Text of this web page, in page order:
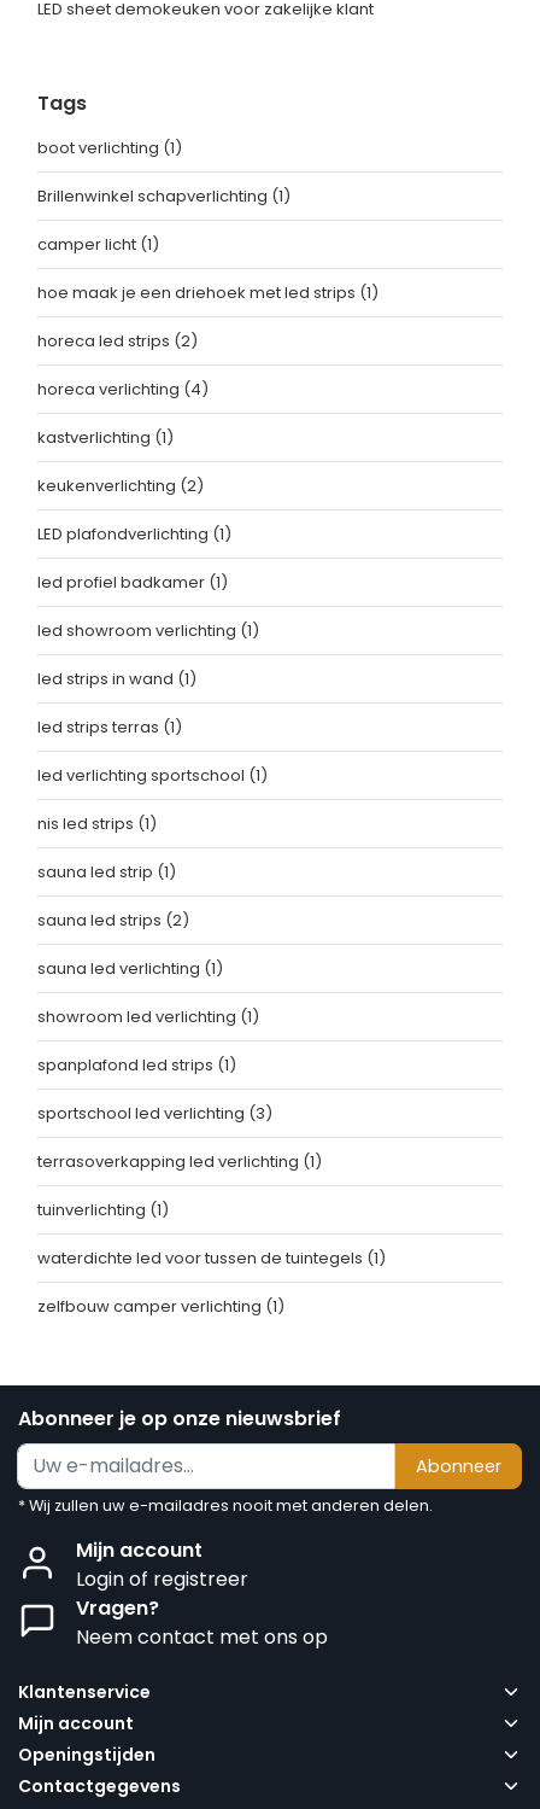
LED sheet demokeuken voor zakelijke klant
Tags
boot verlichting (1)
Brillenwinkel schapverlichting (1)
camper licht (1)
hoe maak je een driehoek met led strips (1)
horeca led strips (2)
horeca verlichting (4)
kastverlichting (1)
keukenverlichting (2)
LED plafondverlichting (1)
led profiel badkamer (1)
led showroom verlichting (1)
led strips in wand (1)
led strips terras (1)
led verlichting sportschool (1)
nis led strips (1)
sauna led strip (1)
sauna led strips (2)
sauna led verlichting (1)
showroom led verlichting (1)
spanplafond led strips (1)
sportschool led verlichting (3)
terrasoverkapping led verlichting (1)
tuinverlichting (1)
waterdichte led voor tussen de tuintegels (1)
zelfbouw camper verlichting (1)
Abonneer je op onze nieuwsbrief
Abonneer
* Wij zullen uw e-mailadres nooit met anderen delen.
Mijn account
Login of registreer
Vragen?
Neem contact met ons op
Klantenservice
Mijn account
Openingstijden
Contactgegevens